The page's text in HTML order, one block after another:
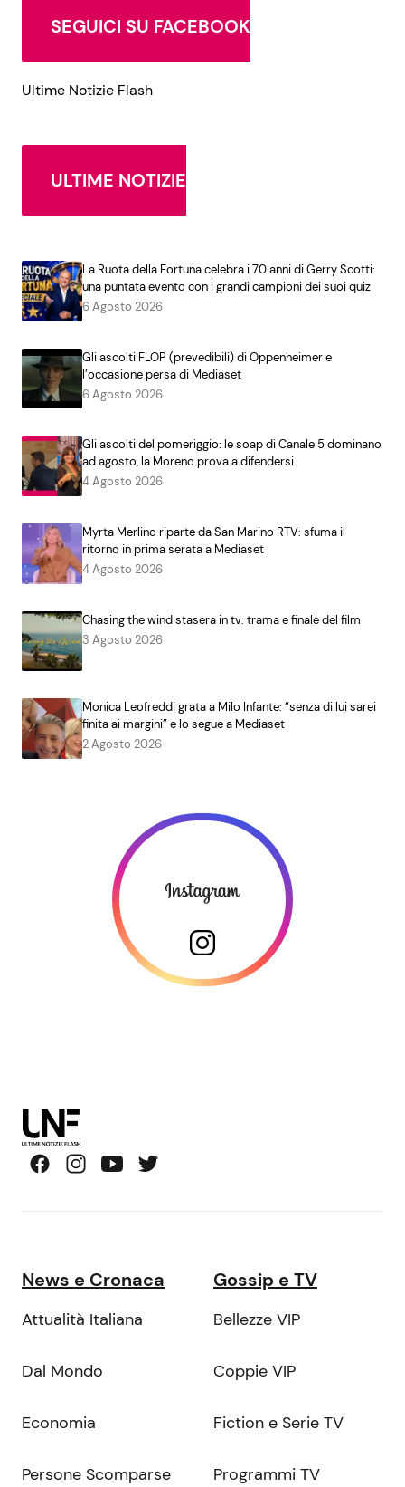
SEGUICI SU FACEBOOK
Ultime Notizie Flash
ULTIME NOTIZIE
La Ruota della Fortuna celebra i 70 anni di Gerry Scotti:
una puntata evento con i grandi campioni dei suoi quiz
6 Agosto 2026
Gli ascolti FLOP (prevedibili) di Oppenheimer e
l’occasione persa di Mediaset
6 Agosto 2026
Gli ascolti del pomeriggio: le soap di Canale 5 dominano
ad agosto, la Moreno prova a difendersi
4 Agosto 2026
Myrta Merlino riparte da San Marino RTV: sfuma il
ritorno in prima serata a Mediaset
4 Agosto 2026
Chasing the wind stasera in tv: trama e finale del film
3 Agosto 2026
Monica Leofreddi grata a Milo Infante: “senza di lui sarei
finita ai margini” e lo segue a Mediaset
2 Agosto 2026
News e Cronaca
Attualità Italiana
Dal Mondo
Economia
Persone Scomparse
Gossip e TV
Bellezze VIP
Coppie VIP
Fiction e Serie TV
Programmi TV